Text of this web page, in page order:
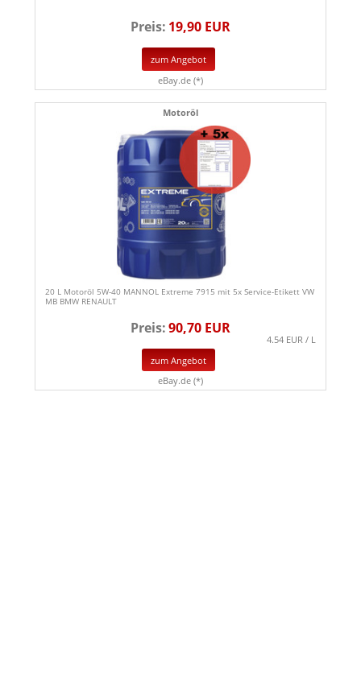
Preis: 19,90 EUR
zum Angebot
eBay.de (*)
Motoröl
20 L Motoröl 5W-40 MANNOL Extreme 7915 mit 5x Service-Etikett VW
MB BMW RENAULT
Preis:90,70 EUR
4.54 EUR / L
zum Angebot
eBay.de (*)